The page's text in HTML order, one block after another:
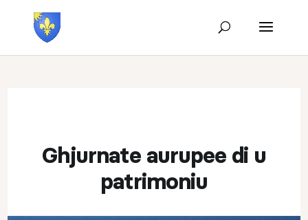
Ghjurnate aurupee di u
patrimoniu